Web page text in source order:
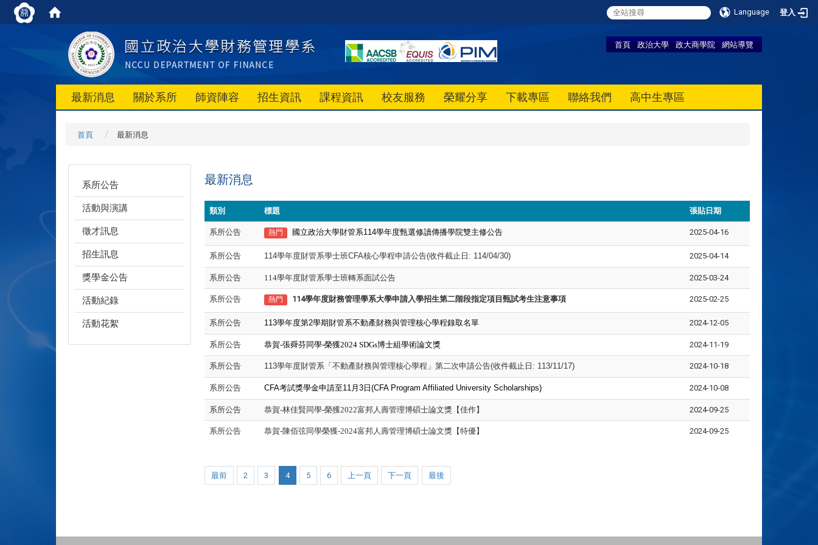
Language 登入
首頁 政治大學 政大商學院 網站導覽
最新消息 關於系所 師資陣容 招生資訊 課程資訊 校友服務 榮耀分享 下載專區 聯絡我們 高中生專區
首頁 最新消息
系所公告
活動與演講
徵才訊息
招生訊息
獎學金公告
活動紀錄
活動花絮
最新消息
類別 標題 張貼日期
系所公告 熱門 國立政治大學財管系114學年度甄選修讀傳播學院雙主修公告 2025-04-16
系所公告 114學年度財管系學士班CFA核心學程申請公告(收件截止日: 114/04/30) 2025-04-14
系所公告 114學年度財管系學士班轉系面試公告 2025-03-24
系所公告 熱門 114學年度財務管理學系大學申請入學招生第二階段指定項目甄試考生注意事項 2025-02-25
系所公告 113學年度第2學期財管系不動產財務與管理核心學程錄取名單 2024-12-05
系所公告 恭賀-張舜芬同學-榮獲2024 SDGs博士組學術論文獎 2024-11-19
系所公告 113學年度財管系「不動產財務與管理核心學程」第二次申請公告(收件截止日: 113/11/17) 2024-10-18
系所公告 CFA考試獎學金申請至11月3日(CFA Program Affiliated University Scholarships) 2024-10-08
系所公告 恭賀-林佳賢同學-榮獲2022富邦人壽管理博碩士論文獎【佳作】 2024-09-25
系所公告 恭賀-陳佰弦同學榮獲-2024富邦人壽管理博碩士論文獎【特優】 2024-09-25
最前 2 3 4 5 6 上一頁 下一頁 最後